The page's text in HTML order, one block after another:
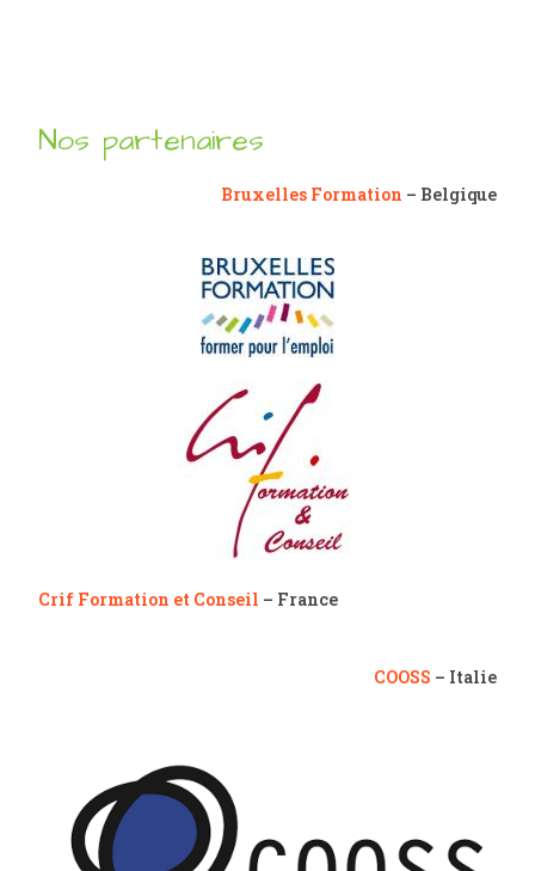
Nos partenaires
Bruxelles Formation – Belgique
Crif Formation et Conseil – France
COOSS – Italie